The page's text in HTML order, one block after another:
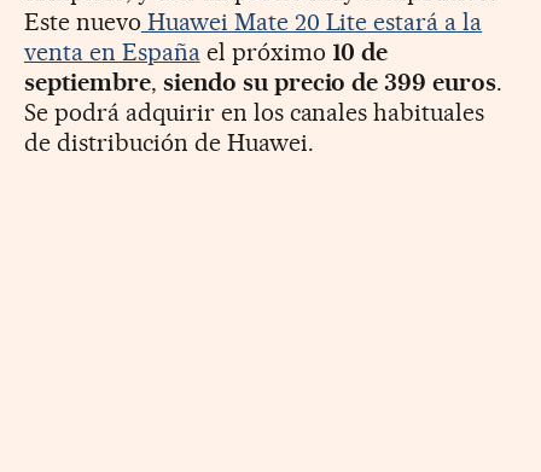
Este nuevo Huawei Mate 20 Lite estará a la
venta en Españael próximo 10 de
septiembre, siendo su precio de 399 euros.
Se podrá adquirir en los canales habituales
de distribución de Huawei.